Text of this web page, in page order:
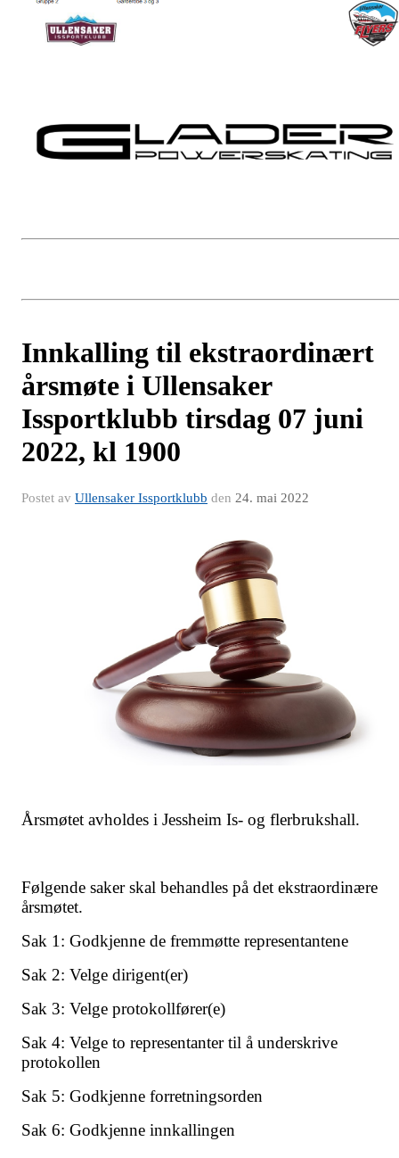
Innkalling til ekstraordinært
årsmøte i Ullensaker
Issportklubb tirsdag 07 juni
2022, kl 1900
Postet av Ullensaker Issportklubb den 24. mai 2022
Årsmøtet avholdes i Jessheim Is- og flerbrukshall.
Følgende saker skal behandles på det ekstraordinære
årsmøtet.
Sak 1: Godkjenne de fremmøtte representantene
Sak 2: Velge dirigent(er)
Sak 3: Velge protokollfører(e)
Sak 4: Velge to representanter til å underskrive
protokollen
Sak 5: Godkjenne forretningsorden
Sak 6: Godkjenne innkallingen